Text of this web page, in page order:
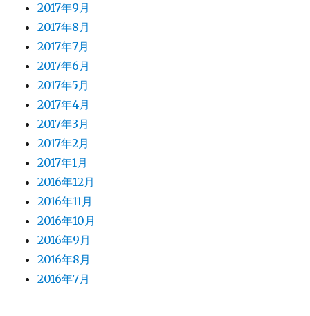
2017年9月
2017年8月
2017年7月
2017年6月
2017年5月
2017年4月
2017年3月
2017年2月
2017年1月
2016年12月
2016年11月
2016年10月
2016年9月
2016年8月
2016年7月